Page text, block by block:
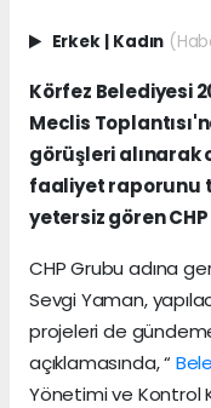
Erkek | Kadın
Körfez Belediyesi
Meclis
görüşleri alınarak
faaliyet raporunu
yetersiz gören
CHP Grubu adına
Sevgi Yaman,
projeleri de
açıklamasında, “
Yönetimi ve Kontrol